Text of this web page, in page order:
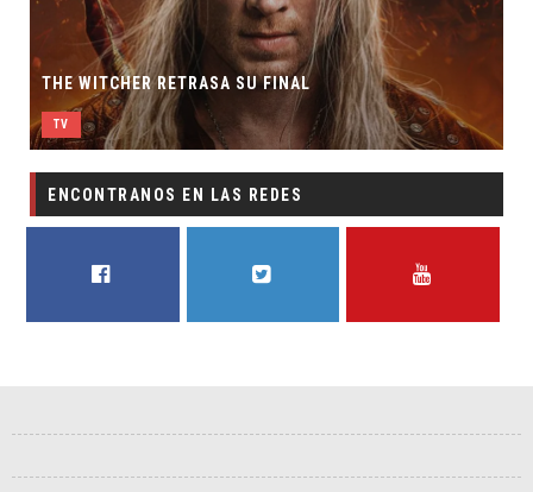
THE WITCHER RETRASA SU FINAL
TV
ENCONTRANOS EN LAS REDES